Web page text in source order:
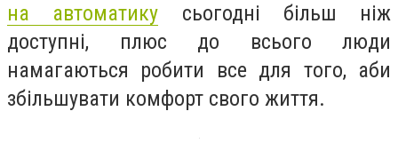
на автоматику сьогодні більш ніж
доступні, плюс до всього люди
намагаються робити все для того, аби
збільшувати комфорт свого життя.